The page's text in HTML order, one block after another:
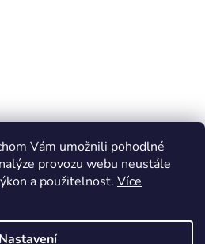
Vám umožnili pohodlné
provozu webu neustále
a použitelnost. Více
Nastavení